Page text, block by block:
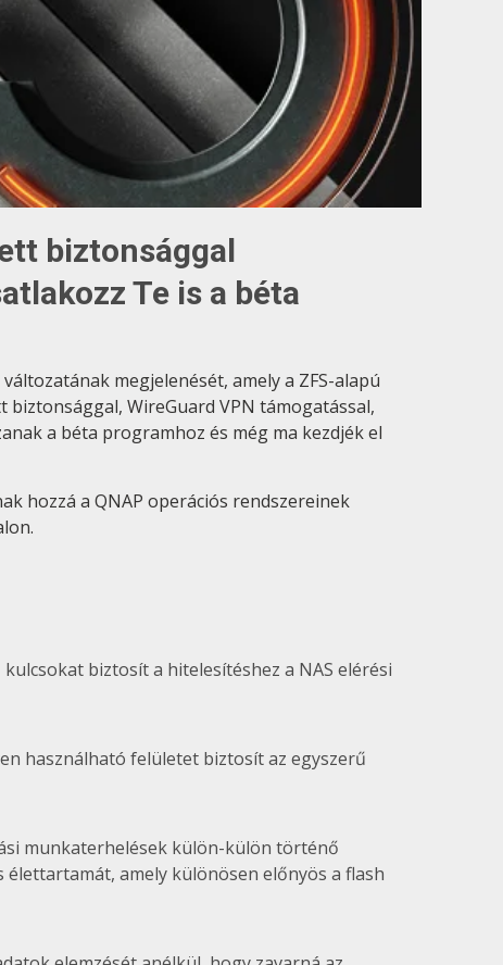
biztonsággal
Te is a béta
megjelenését, amely a ZFS-alapú
WireGuard VPN támogatással,
a béta programhoz és még ma kezdjék el
hozzá a QNAP operációs rendszereinek
biztosít a hitelesítéshez a NAS elérési
használható felületet biztosít az egyszerű
munkaterhelések külön-külön történő
amely különösen előnyös a flash